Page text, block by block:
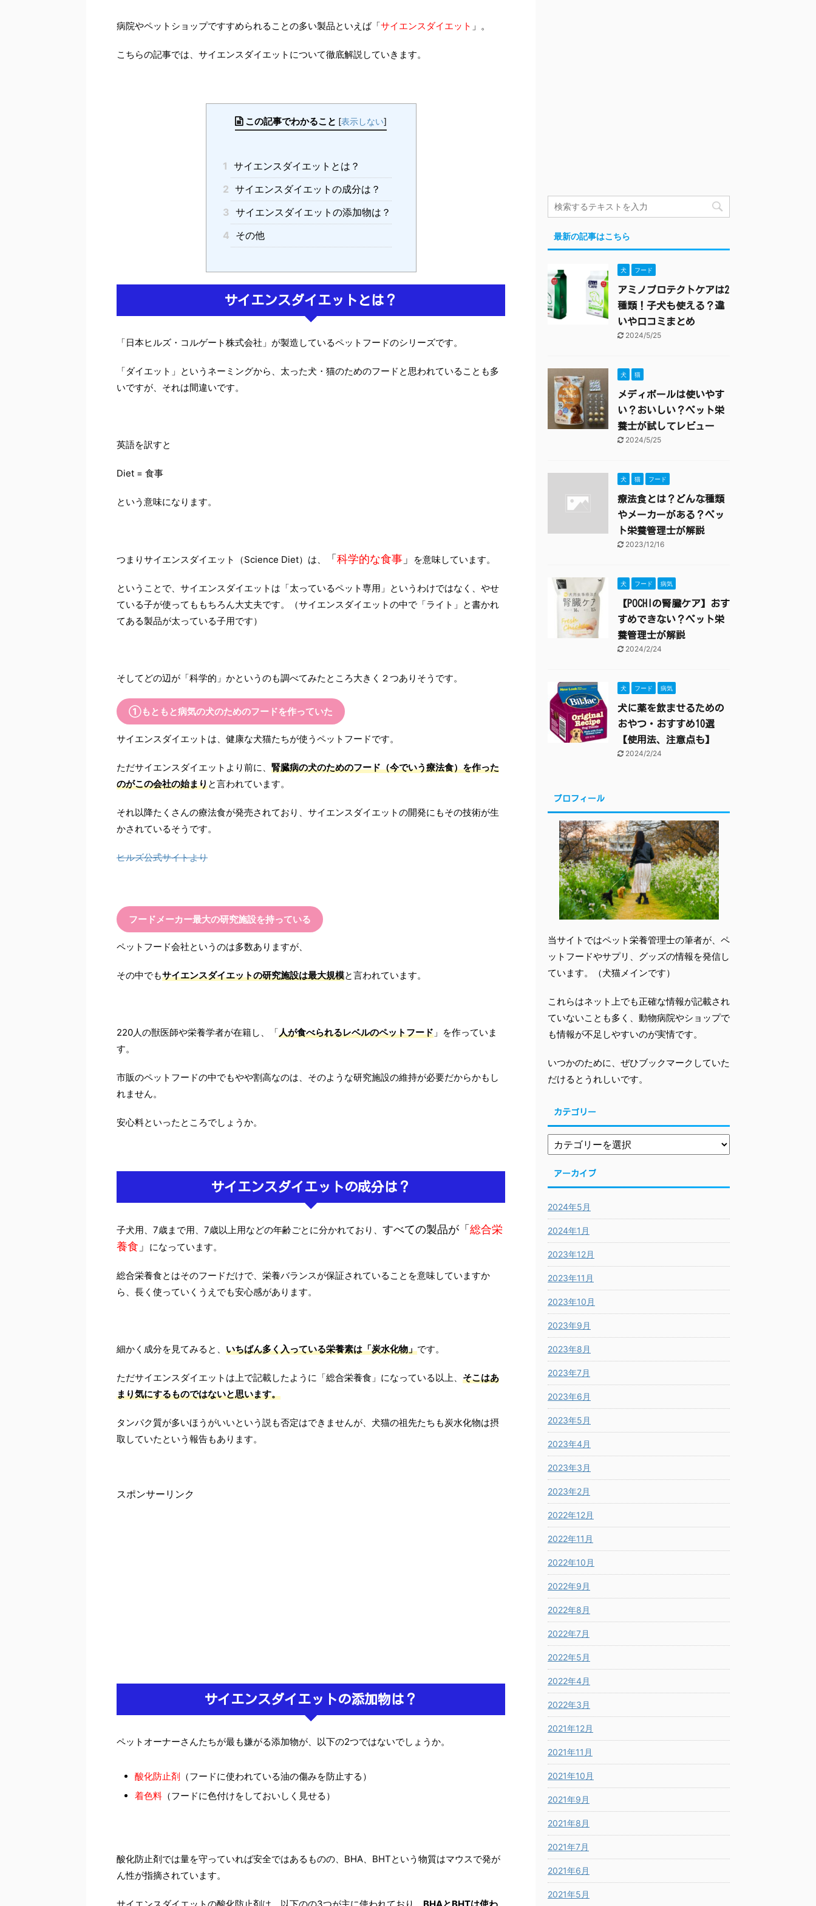
病院やペットショップですすめられることの多い製品といえば「サイエンスダイエット 」。
こちらの記事では、サイエンスダイエットについて徹底解説していきます。
この記事でわかること [表示しない]
1 サイエンスダイエットとは？
2 サイエンスダイエットの成分は？
3 サイエンスダイエットの添加物は？
4 その他
サイエンスダイエットとは？
「日本ヒルズ・コルゲート株式会社」が製造しているペットフードのシリーズです。
「ダイエット」というネーミングから、太った犬・猫のためのフードと思われていることも多
いですが、それは間違いです。
英語を訳すと
Diet = 食事
という意味になります。
つまりサイエンスダイエット（Science Diet）は、 「 科学的な食事 」 を意味しています。
ということで、サイエンスダイエットは「太っているペット専用」というわけではなく、やせ
ている子が使ってももちろん大丈夫です。（サイエンスダイエットの中で「ライト」と書かれ
てある製品が太っている子用です）
そしてどの辺が「科学的」かというのも調べてみたところ大きく２つありそうです。
①もともと病気の犬のためのフードを作っていた
サイエンスダイエットは、健康な犬猫たちが使うペットフードです。
ただサイエンスダイエットより前に、 腎臓病の犬のためのフード（今でいう療法食）を作った
のがこの会社の始まりと言われています。
それ以降たくさんの療法食が発売されており、サイエンスダイエットの開発にもその技術が生
かされているそうです。
ヒルズ公式サイトより
フードメーカー最大の研究施設を持っている
ペットフード会社というのは多数ありますが、
その中でもサイエンスダイエットの研究施設は最大規模と言われています。
220人の獣医師や栄養学者が在籍し、「人が食べられるレベルのペットフード 」を作っていま
す。
市販のペットフードの中でもやや割高なのは、そのような研究施設の維持が必要だからかもし
れません。
安心料といったところでしょうか。
サイエンスダイエットの成分は？
子犬用、7歳まで用、7歳以上用などの年齢ごとに分かれており、 すべての製品が「 総合栄
養食 」 になっています。
総合栄養食とはそのフードだけで、栄養バランスが保証されていることを意味していますか
ら、長く使っていくうえでも安心感があります。
細かく成分を見てみると、 いちばん多く入っている栄養素は「炭水化物」です。
ただサイエンスダイエットは上で記載したように「総合栄養食」になっている以上、 そこはあ
まり気にするものではないと思います。
タンパク質が多いほうがいいという説も否定はできませんが、犬猫の祖先たちも炭水化物は摂
取していたという報告もあります。
スポンサーリンク
サイエンスダイエットの添加物は？
ペットオーナーさんたちが最も嫌がる添加物が、以下の2つではないでしょうか。
酸化防止剤 （フードに使われている油の傷みを防止する）
着色料 （フードに色付けをしておいしく見せる）
酸化防止剤では量を守っていれば安全ではあるものの、BHA、BHTという物質はマウスで発が
ん性が指摘されています。
最新の記事はこちら
犬 フード
アミノプロテクトケアは2
種類！子犬も使える？違
いや口コミまとめ
2024/5/25
犬 猫
メディボールは使いやす
い？おいしい？ペット栄
養士が試してレビュー
2024/5/25
犬 猫 フード
療法食とは？どんな種類
やメーカーがある？ペッ
ト栄養管理士が解説
2023/12/16
犬 フード 病気
【POCHIの腎臓ケア】おす
すめできない？ペット栄
養管理士が解説
2024/2/24
犬 フード 病気
犬に薬を飲ませるための
おやつ・おすすめ10選
【使用法、注意点も】
2024/2/24
プロフィール
当サイトではペット栄養管理士の筆者が、ペ
ットフードやサプリ、グッズの情報を発信し
ています。（犬猫メインです）
これらはネット上でも正確な情報が記載され
ていないことも多く、動物病院やショップで
も情報が不足しやすいのが実情です。
いつかのために、ぜひブックマークしていた
だけるとうれしいです。
カテゴリー
アーカイブ
2024年5月
2024年1月
2023年12月
2023年11月
2023年10月
2023年9月
2023年8月
2023年7月
2023年6月
2023年5月
2023年4月
2023年3月
2023年2月
2022年12月
2022年11月
2022年10月
2022年9月
2022年8月
2022年7月
2022年5月
2022年4月
2022年3月
2021年12月
2021年11月
2021年10月
2021年9月
2021年8月
2021年7月
2021年6月
2021年5月